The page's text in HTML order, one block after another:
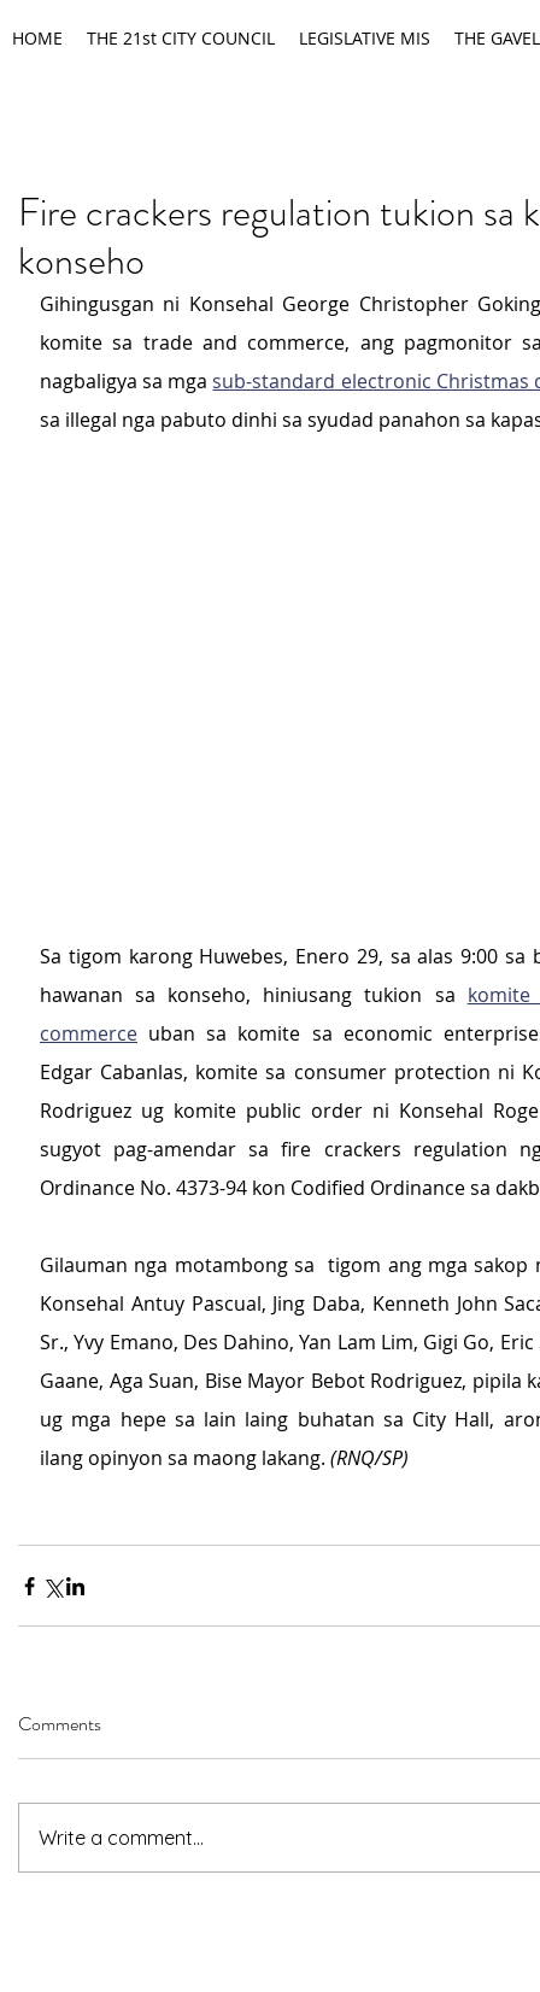
HOME THE 21st CITY COUNCIL LEGISLATIVE MIS THE GAVEL
Fire crackers regulation tukion sa
konseho
Gihingusgan ni Konsehal George Christopher
komite sa trade and commerce, ang pagmonitor
nagbaligya sa mga sub-standard electronic Christmas
sa illegal nga pabuto dinhi sa syudad panahon sa
Sa tigom karong Huwebes, Enero 29, sa alas 9:00 sa
hawanan sa konseho, hiniusang tukion sa
commerce uban sa komite sa economic
Edgar Cabanlas, komite sa consumer protection ni
Rodriguez ug komite public order ni Konsehal
sugyot pag-amendar sa fire crackers regulation
Ordinance No. 4373-94 kon Codified Ordinance sa
Gilauman nga motambong sa  tigom ang mga sakop
Konsehal Antuy Pascual, Jing Daba, Kenneth John
Sr., Yvy Emano, Des Dahino, Yan Lam Lim, Gigi Go,
Gaane, Aga Suan, Bise Mayor Bebot Rodriguez, pipila
ug mga hepe sa lain laing buhatan sa City Hall,
ilang opinyon sa maong lakang. (RNQ/SP)
Comments
Write a comment...